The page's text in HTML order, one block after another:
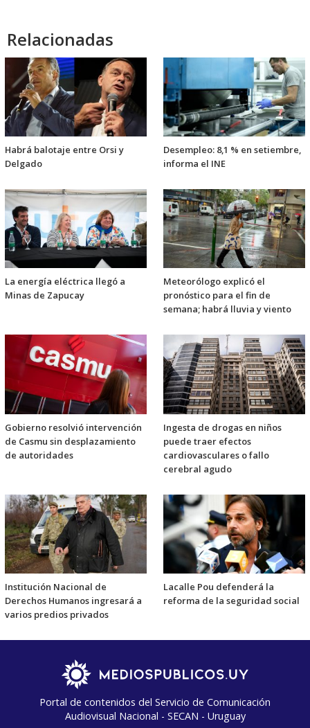
Relacionadas
Habrá balotaje entre Orsi y
Delgado
Desempleo: 8,1 % en setiembre,
informa el INE
La energía eléctrica llegó a
Minas de Zapucay
Meteorólogo explicó el
pronóstico para el fin de
semana; habrá lluvia y viento
Gobierno resolvió intervención
de Casmu sin desplazamiento
de autoridades
Ingesta de drogas en niños
puede traer efectos
cardiovasculares o fallo
cerebral agudo
Institución Nacional de
Derechos Humanos ingresará a
varios predios privados
Lacalle Pou defenderá la
reforma de la seguridad social
Portal de contenidos del Servicio de Comunicación
Audiovisual Nacional - SECAN - Uruguay